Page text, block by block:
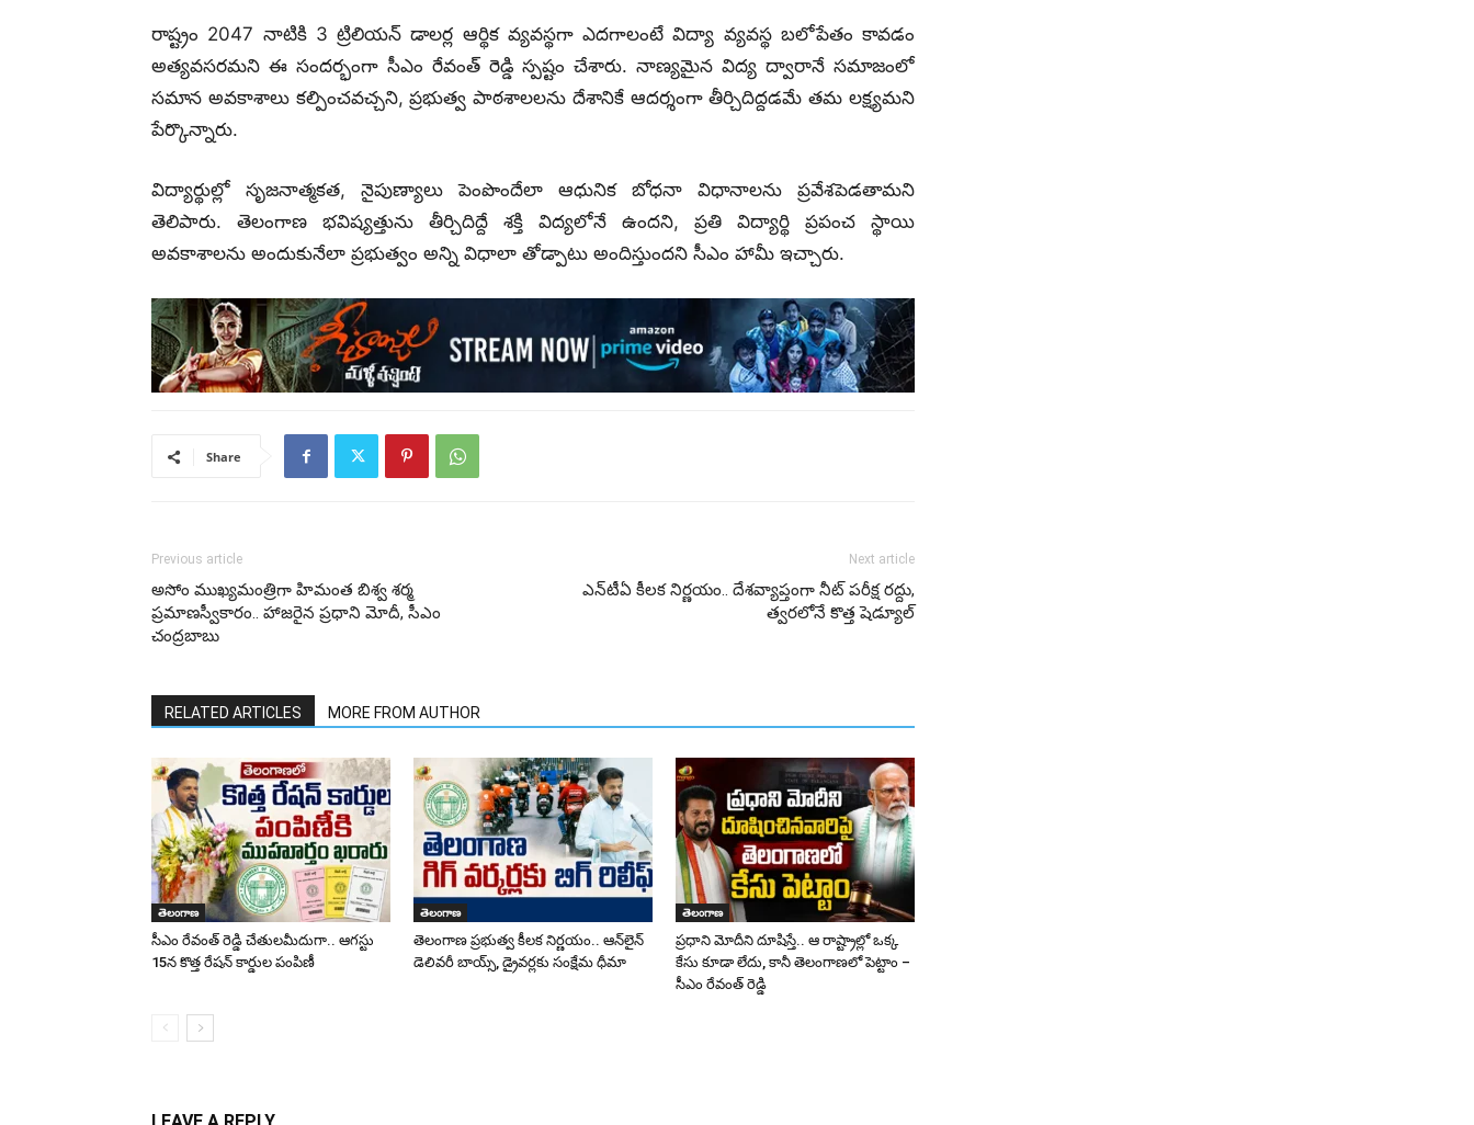
రాష్ట్రం 2047 నాటికి 3 ట్రిలియన్ డాలర్ల ఆర్థిక వ్యవస్థగా ఎదగాలంటే విద్యా వ్యవస్థ బలోపేతం కావడం
అత్యవసరమని ఈ సందర్భంగా సీఎం రేవంత్ రెడ్డి స్పష్టం చేశారు. నాణ్యమైన విద్య ద్వారానే సమాజంలో
సమాన అవకాశాలు కల్పించవచ్చని, ప్రభుత్వ పాఠశాలలను దేశానికే ఆదర్శంగా తీర్చిదిద్దడమే తమ లక్ష్యమని
పేర్కొన్నారు.
విద్యార్థుల్లో సృజనాత్మకత, నైపుణ్యాలు పెంపొందేలా ఆధునిక బోధనా విధానాలను ప్రవేశపెడతామని
తెలిపారు. తెలంగాణ భవిష్యత్తును తీర్చిదిద్దే శక్తి విద్యలోనే ఉందని, ప్రతి విద్యార్థి ప్రపంచ స్థాయి
అవకాశాలను అందుకునేలా ప్రభుత్వం అన్ని విధాలా తోడ్పాటు అందిస్తుందని సీఎం హామీ ఇచ్చారు.
Share
Previous article
అసోం ముఖ్యమంత్రిగా హిమంత బిశ్వ శర్మ
ప్రమాణస్వీకారం.. హాజరైన ప్రధాని మోదీ, సీఎం
చంద్రబాబు
Next article
ఎన్‌టీఏ కీలక నిర్ణయం.. దేశవ్యాప్తంగా నీట్ పరీక్ష రద్దు,
త్వరలోనే కొత్త షెడ్యూల్
RELATED ARTICLES MORE FROM AUTHOR
తెలంగాణ
సీఎం రేవంత్ రెడ్డి చేతులమీదుగా.. ఆగస్టు
15న కొత్త రేషన్ కార్డుల పంపిణీ
తెలంగాణ
తెలంగాణ ప్రభుత్వ కీలక నిర్ణయం.. ఆన్‌లైన్
డెలివరీ బాయ్స్, డ్రైవర్లకు సంక్షేమ ధీమా
తెలంగాణ
ప్రధాని మోదీని దూషిస్తే.. ఆ రాష్ట్రాల్లో ఒక్క
కేసు కూడా లేదు, కానీ తెలంగాణలో పెట్టాం –
సీఎం రేవంత్ రెడ్డి